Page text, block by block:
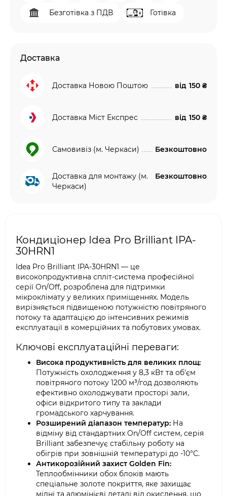
Безготівка з ПДВ Готівка
Доставка
Доставка Новою Поштою від 150 ₴
Доставка Міст Експрес від 150 ₴
Самовивіз (м. Черкаси) Безкоштовно
Доставка для монтажу (м.
Черкаси)
Безкоштовно
Кондиціонер Idea Pro Brilliant IPA-
30HRN1
Idea Pro Brilliant IPA-30HRN1 — це
високопродуктивна спліт-система професійної
серії On/Off, розроблена для підтримки
мікроклімату у великих приміщеннях. Модель
вирізняється підвищеною потужністю повітряного
потоку та адаптацією до інтенсивних режимів
експлуатації в комерційних та побутових умовах.
Ключові експлуатаційні переваги:
Висока продуктивність для великих площ:
Потужність охолодження у 8,3 кВт та об'єм
повітряного потоку 1200 м³/год дозволяють
ефективно охолоджувати просторі зали,
офіси відкритого типу та заклади
громадського харчування.
Розширений діапазон температур: На
відміну від стандартних On/Off систем, серія
Brilliant забезпечує стабільну роботу на
обігрів при зовнішній температурі до -10°C.
Антикорозійний захист Golden Fin:
Теплообмінники обох блоків мають
спеціальне золоте покриття, яке захищає
мідні та алюмінієві деталі від окислення, що